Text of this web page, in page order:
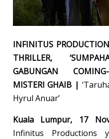
INFINITUS
THRILLER,
GABUNGAN
MISTERI GHAIB |
Hyrul Anuar’
Kuala Lumpur, 17
Infinitus Productions